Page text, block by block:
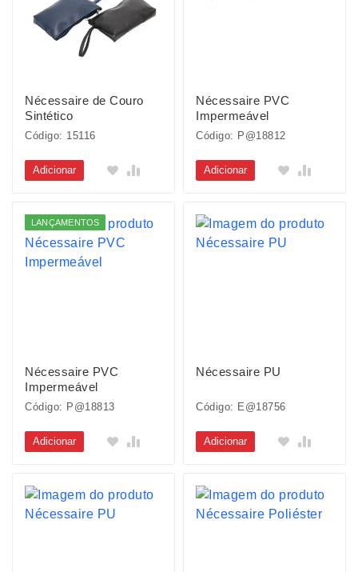
Nécessaire de Couro
Sintético
Código: 15116
Adicionar
Nécessaire PVC
Impermeável
Código: P@18812
Adicionar
LANÇAMENTOS
Nécessaire PVC
Impermeável
Código: P@18813
Adicionar
Nécessaire PU
Código: E@18756
Adicionar